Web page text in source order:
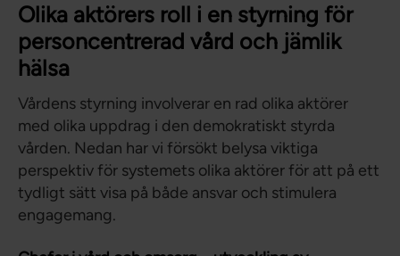
Olika aktörers roll i en styrning för
personcentrerad vård och jämlik
hälsa
Vårdens styrning involverar en rad olika aktörer
med olika uppdrag i den demokratiskt styrda
vården. Nedan har vi försökt belysa viktiga
perspektiv för systemets olika aktörer för att på ett
tydligt sätt visa på både ansvar och stimulera
engagemang.